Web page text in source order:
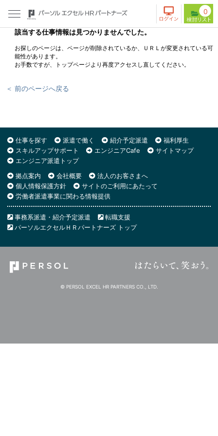
0
該当する仕事情報は見つかりませんでした。
お探しのページは、ページが削除されているか、ＵＲＬが変更されている可
能性があります。
お手数ですが、トップページより再度アクセスし直してください。
＜ 前のページへ戻る
仕事を探す 派遣で働く 紹介予定派遣
福利厚生
スキルアップサポート
エンジニアCafe
サイトマップ
エンジニア派遣トップ
拠点案内
会社概要
法人のお客さまへ
個人情報保護方針
サイトのご利用にあたって
労働者派遣事業に関わる情報提供
事務系派遣・紹介予定派遣
転職支援
パーソルエクセルＨＲパートナーズ トップ
© PERSOL EXCEL HR PARTNERS CO., LTD.